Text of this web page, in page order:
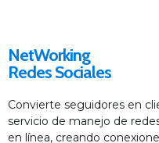
NetWorking
Redes Sociales
Convierte seguidores en
servicio de manejo de
en línea, creando